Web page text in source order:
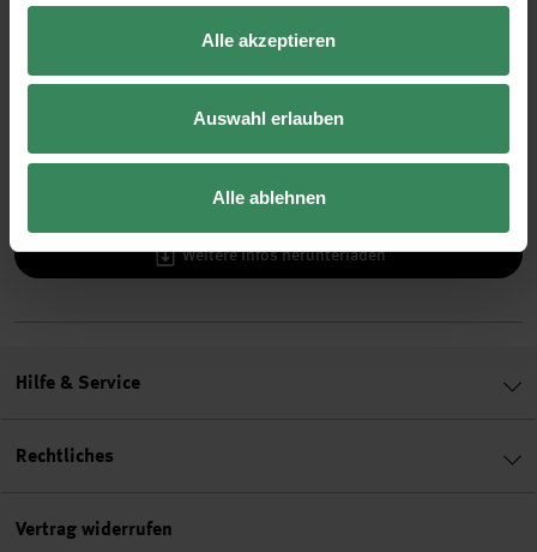
Alle akzeptieren
Auswahl erlauben
Alle ablehnen
Stempelset
Hilfreich sind auch:
Weitere Infos herunterladen
Hilfe & Service
Rechtliches
Vertrag widerrufen